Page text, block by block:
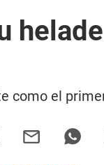
como el